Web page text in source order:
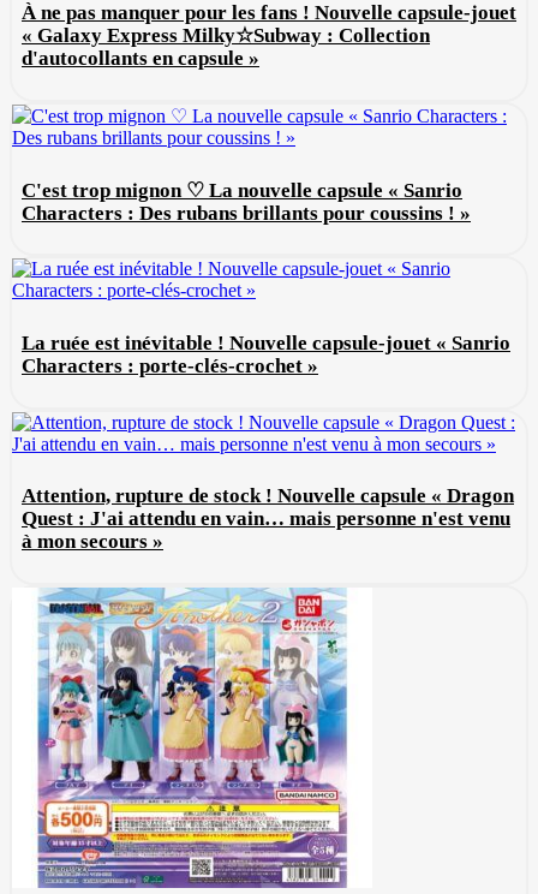
À ne pas manquer pour les fans ! Nouvelle capsule-jouet
« Galaxy Express Milky☆Subway : Collection
d'autocollants en capsule »
C'est trop mignon ♡ La nouvelle capsule « Sanrio
Characters : Des rubans brillants pour coussins ! »
La ruée est inévitable ! Nouvelle capsule-jouet « Sanrio
Characters : porte-clés-crochet »
Attention, rupture de stock ! Nouvelle capsule « Dragon
Quest : J'ai attendu en vain… mais personne n'est venu
à mon secours »